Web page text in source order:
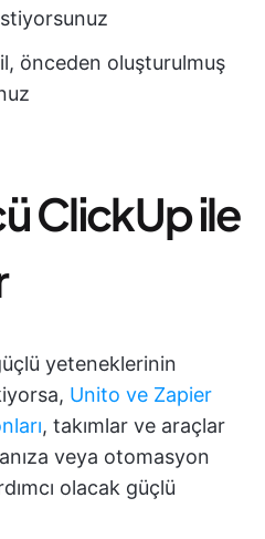
önceden oluşturulmuş
ClickUp ile
yeteneklerinin
Unito ve Zapier
, takımlar ve araçlar
veya otomasyon
olacak güçlü